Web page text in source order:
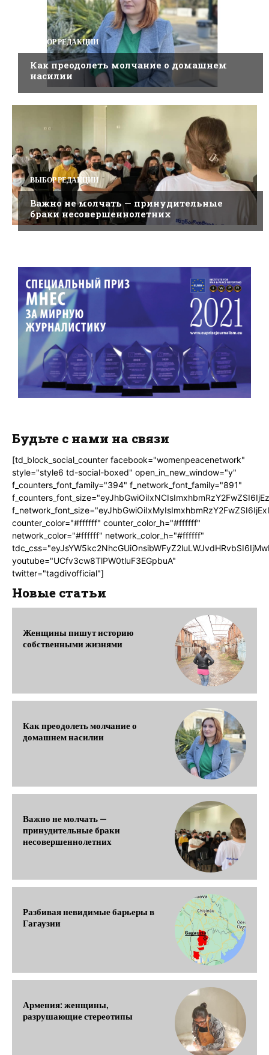
ВЫБОР РЕДАКЦИИ
Как преодолеть молчание о домашнем
насилии
ВЫБОР РЕДАКЦИИ
Важно не молчать — принудительные
браки несовершеннолетних
Будьте с нами на связи
[td_block_social_counter facebook="womenpeacenetwork"
style="style6 td-social-boxed" open_in_new_window="y"
f_counters_font_family="394" f_network_font_family="891"
counter_color="#ffffff" counter_color_h="#ffffff"
network_color="#ffffff" network_color_h="#ffffff"
youtube="UCfv3cw8TlPW0tluF3EGpbuA"
twitter="tagdivofficial"]
Новые статьи
Женщины пишут историю
собственными жизнями
Как преодолеть молчание о
домашнем насилии
Важно не молчать —
принудительные браки
несовершеннолетних
Разбивая невидимые барьеры в
Гагаузии
Армения: женщины,
разрушающие стереотипы